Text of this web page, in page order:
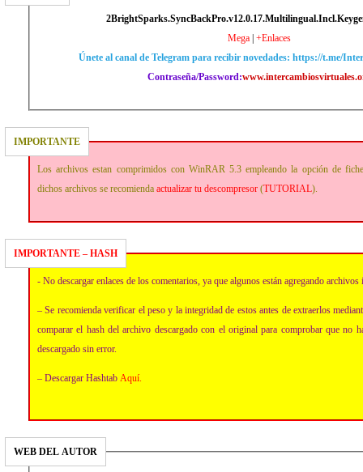
Mega +Enlaces
Únete al canal de Telegram para recibir novedades: https://t.me/
Contraseña/Password:
IMPORTANTE
Los archivos estan comprimidos con WinRAR 5.3 empleando la opción de
dichos archivos se recomienda actualizar tu descompresor (TUTORIAL).
IMPORTANTE – HASH
- No descargar enlaces de los comentarios, ya que algunos están agregando
– Se recomienda verificar el peso y la integridad de estos antes de extraerlos
comparar el hash del archivo descargado con el original para comprobar que no
descargado sin error.
– Descargar Hashtab Aquí
WEB DEL AUTOR